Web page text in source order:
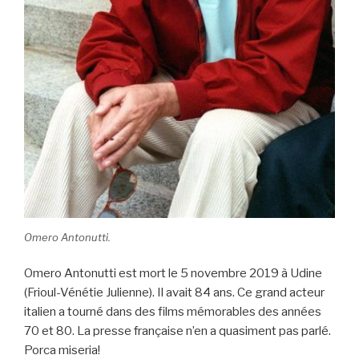
Omero Antonutti.
Omero Antonutti est mort le 5 novembre 2019 à Udine
(Frioul-Vénétie Julienne). Il avait 84 ans. Ce grand acteur
italien a tourné dans des films mémorables des années
70 et 80. La presse française n’en a quasiment pas parlé.
Porca miseria!